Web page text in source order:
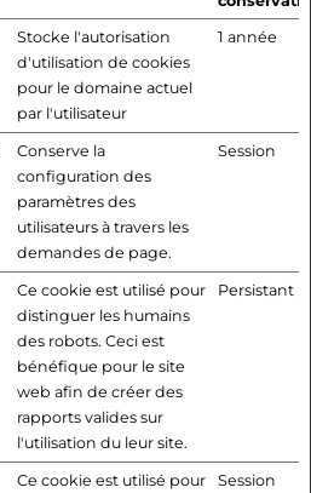
Stocke l'autorisation
d'utilisation de cookies
pour le domaine actuel
par l'utilisateur
1 année
Conserve la
configuration des
paramètres des
utilisateurs à travers les
demandes de page.
Session
Ce cookie est utilisé pour
distinguer les humains
des robots. Ceci est
bénéfique pour le site
web afin de créer des
rapports valides sur
l'utilisation du leur site.
Persistant
Ce cookie est utilisé pour
Session